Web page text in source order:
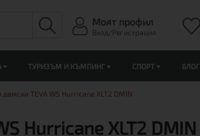
Моят профил
Вход/Регистрация
ТУРИЗЪМ И КЪМПИНГ СПОРТ БЛОГ
дамски TEVA WS Hurricane XLT2 DMIN
Hurricane XLT2 DMIN